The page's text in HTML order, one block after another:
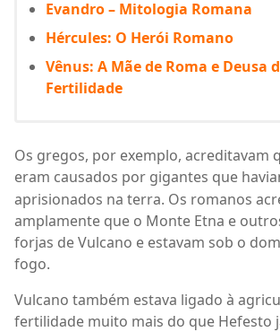
Evandro – Mitologia Romana
Hércules: O Herói Romano
Vênus: A Mãe de Roma e Deusa
Fertilidade
Os gregos, por exemplo, acreditavam
eram causados por gigantes que
aprisionados na terra. Os romanos
amplamente que o Monte Etna e
forjas de Vulcano e estavam sob o
fogo.
Vulcano também estava ligado à
fertilidade muito mais do que Hefesto